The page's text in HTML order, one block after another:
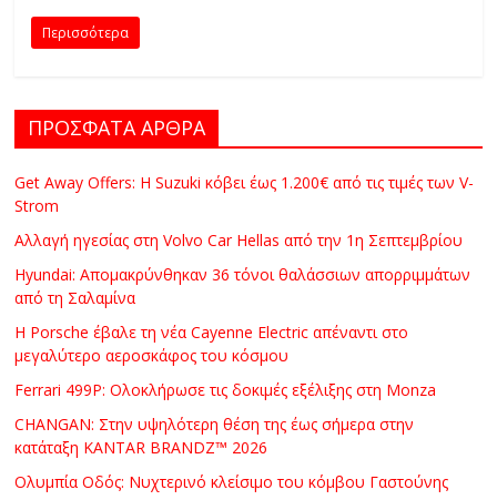
S
&
M
O
E
Περισσότερα
ΠΡΟΣΦΑΤΑ ΑΡΘΡΑ
Get Away Offers: Η Suzuki κόβει έως 1.200€ από τις τιμές των V-
Strom
Αλλαγή ηγεσίας στη Volvo Car Hellas από την 1η Σεπτεμβρίου
Hyundai: Απομακρύνθηκαν 36 τόνοι θαλάσσιων απορριμμάτων
από τη Σαλαμίνα
Η Porsche έβαλε τη νέα Cayenne Electric απέναντι στο
μεγαλύτερο αεροσκάφος του κόσμου
Ferrari 499P: Ολοκλήρωσε τις δοκιμές εξέλιξης στη Monza
CHANGAN: Στην υψηλότερη θέση της έως σήμερα στην
κατάταξη KANTAR BRANDZ™ 2026
Ολυμπία Οδός: Νυχτερινό κλείσιμο του κόμβου Γαστούνης